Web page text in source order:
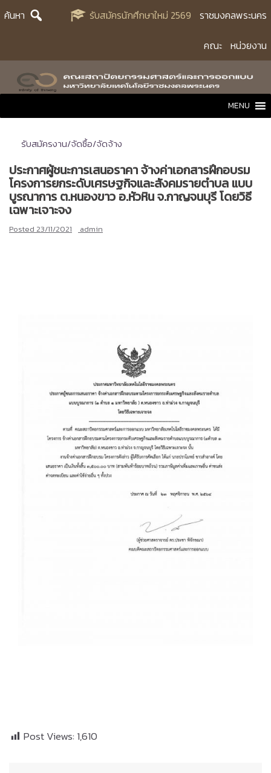
Skipค้นหา รับสมัครนักศึกษาใหม่ 2569 ราชมงคลพระนคร
คณะ หน่วยงาน
MENU
รับสมัครงาน/จัดซื้อ/จัดจ้าง
ประกาศผู้ชนะการเสนอราคา จ้างค่าเอกสารฝึกอบรม
โครงการยกระดับเศรษฐกิจและสังคมรายตำบล แบบ
บูรณาการ ต.หนองขาว อ.หัวหิน จ.กาญจนบุรี โดยวิธี
เฉพาะเจาะจง
Posted 23/11/2021 admin
Post Views: 1,610